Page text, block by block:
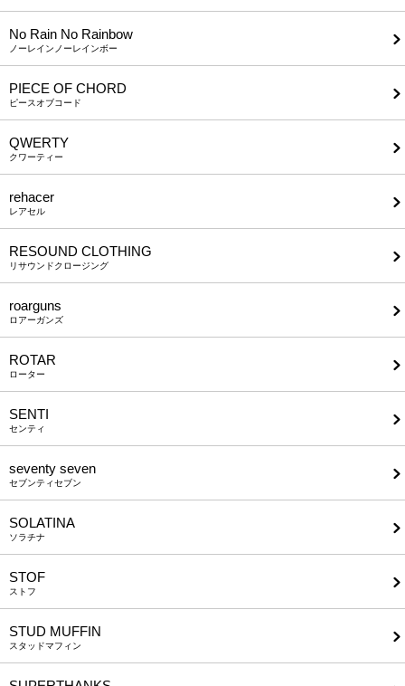
No Rain No Rainbow
ノーレインノーレインボー
PIECE OF CHORD
ピースオブコード
QWERTY
クワーティー
rehacer
レアセル
RESOUND CLOTHING
リサウンドクロージング
roarguns
ロアーガンズ
ROTAR
ローター
SENTI
センティ
seventy seven
セブンティセブン
SOLATINA
ソラチナ
STOF
ストフ
STUD MUFFIN
スタッドマフィン